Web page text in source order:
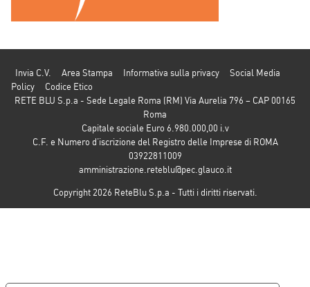
Invia C.V. Area Stampa Informativa sulla privacy
Social Media
Policy
Codice Etico
RETE BLU S.p.a - Sede Legale Roma (RM) Via Aurelia 796 – CAP 00165
Roma
Capitale sociale Euro 6.980.000,00 i.v
C.F. e Numero d’iscrizione del Registro delle Imprese di ROMA
03922811009
amministrazione.reteblu@pec.glauco.it
Copyright 2026 ReteBlu S.p.a - Tutti i diritti riservati.